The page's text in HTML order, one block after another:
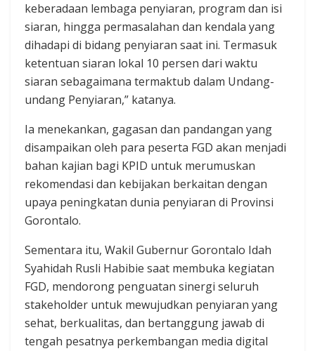
keberadaan lembaga penyiaran, program dan isi
siaran, hingga permasalahan dan kendala yang
dihadapi di bidang penyiaran saat ini. Termasuk
ketentuan siaran lokal 10 persen dari waktu
siaran sebagaimana termaktub dalam Undang-
undang Penyiaran,” katanya.
Ia menekankan, gagasan dan pandangan yang
disampaikan oleh para peserta FGD akan menjadi
bahan kajian bagi KPID untuk merumuskan
rekomendasi dan kebijakan berkaitan dengan
upaya peningkatan dunia penyiaran di Provinsi
Gorontalo.
Sementara itu, Wakil Gubernur Gorontalo Idah
Syahidah Rusli Habibie saat membuka kegiatan
FGD, mendorong penguatan sinergi seluruh
stakeholder untuk mewujudkan penyiaran yang
sehat, berkualitas, dan bertanggung jawab di
tengah pesatnya perkembangan media digital